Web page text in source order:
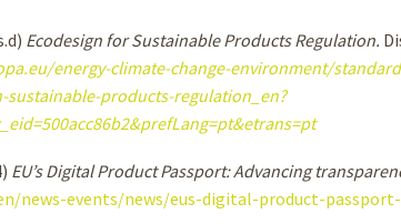
Ecodesign for Sustainable Products Regulation.
energy-climate-change-environment/
products-regulation_en?
EU’s Digital Product Passport: Advancing
news-events/news/eus-digital-product-